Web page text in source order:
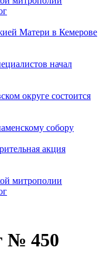
Матери в Кемерове
начал
округе состоится
собору
акция
митрополии
№ 450